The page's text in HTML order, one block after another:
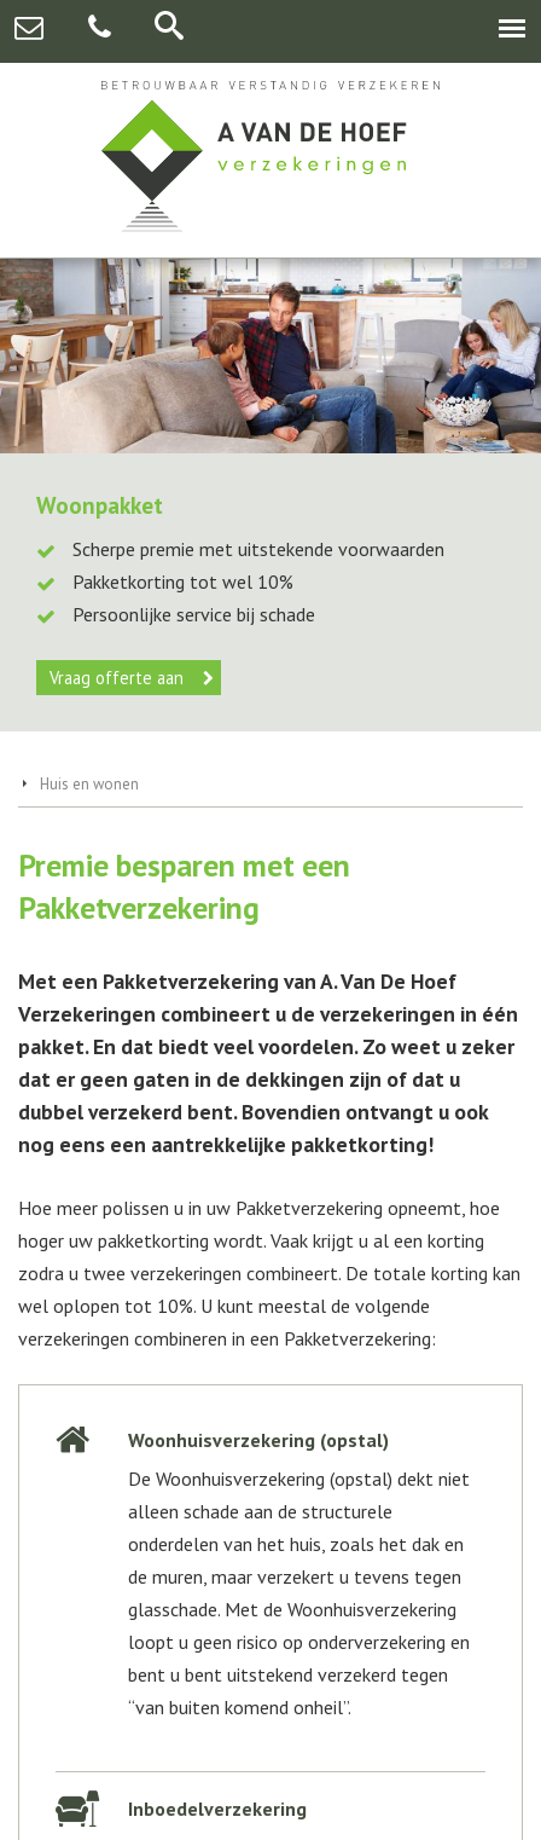
Woonpakket
Scherpe premie met uitstekende voorwaarden
Pakketkorting tot wel 10%
Persoonlijke service bij schade
Vraag offerte aan
Huis en wonen
Premie besparen met een
Pakketverzekering
Met een Pakketverzekering van A. Van De Hoef
Verzekeringen combineert u de verzekeringen in één
pakket. En dat biedt veel voordelen. Zo weet u zeker
dat er geen gaten in de dekkingen zijn of dat u
dubbel verzekerd bent. Bovendien ontvangt u ook
nog eens een aantrekkelijke pakketkorting!
Hoe meer polissen u in uw Pakketverzekering opneemt, hoe
hoger uw pakketkorting wordt. Vaak krijgt u al een korting
zodra u twee verzekeringen combineert. De totale korting kan
wel oplopen tot 10%. U kunt meestal de volgende
verzekeringen combineren in een Pakketverzekering:
Woonhuisverzekering (opstal)
De Woonhuisverzekering (opstal) dekt niet
alleen schade aan de structurele
onderdelen van het huis, zoals het dak en
de muren, maar verzekert u tevens tegen
glasschade. Met de Woonhuisverzekering
loopt u geen risico op onderverzekering en
bent u bent uitstekend verzekerd tegen
“van buiten komend onheil”.
Inboedelverzekering